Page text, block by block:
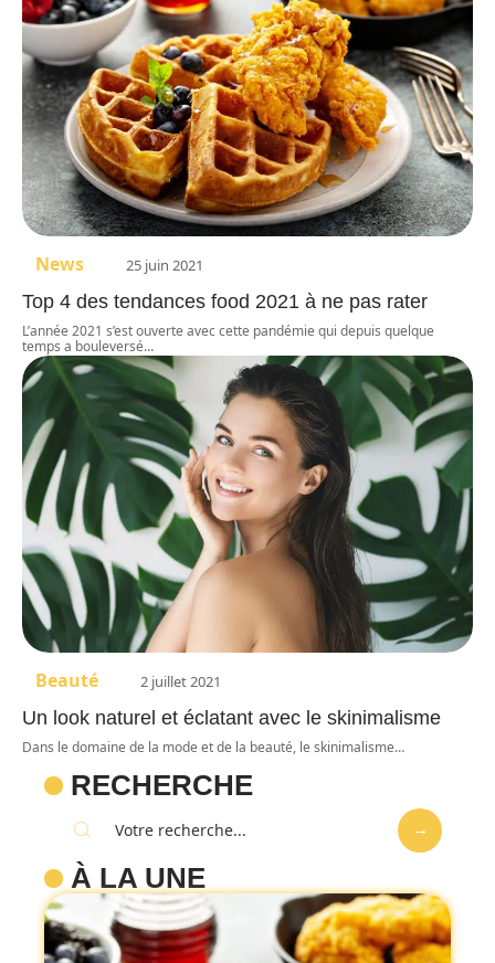
News 25 juin 2021
Top 4 des tendances food 2021 à ne pas rater
L’année 2021 s’est ouverte avec cette pandémie qui depuis quelque
temps a bouleversé…
Beauté 2 juillet 2021
Un look naturel et éclatant avec le skinimalisme
Dans le domaine de la mode et de la beauté, le skinimalisme…
RECHERCHE
À LA UNE